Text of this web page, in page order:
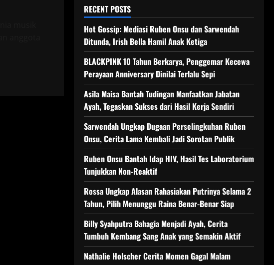
RECENT POSTS
Hot Gossip: Mediasi Ruben Onsu dan Sarwendah
Ditunda, Irish Bella Hamil Anak Ketiga
BLACKPINK 10 Tahun Berkarya, Penggemar Kecewa
Perayaan Anniversary Dinilai Terlalu Sepi
Asila Maisa Bantah Tudingan Manfaatkan Jabatan
Ayah, Tegaskan Sukses dari Hasil Kerja Sendiri
Sarwendah Ungkap Dugaan Perselingkuhan Ruben
Onsu, Cerita Lama Kembali Jadi Sorotan Publik
Ruben Onsu Bantah Idap HIV, Hasil Tes Laboratorium
Tunjukkan Non-Reaktif
Rossa Ungkap Alasan Rahasiakan Putrinya Selama 2
Tahun, Pilih Menunggu Raina Benar-Benar Siap
Billy Syahputra Bahagia Menjadi Ayah, Cerita
Tumbuh Kembang Sang Anak yang Semakin Aktif
Nathalie Holscher Cerita Momen Gagal Malam